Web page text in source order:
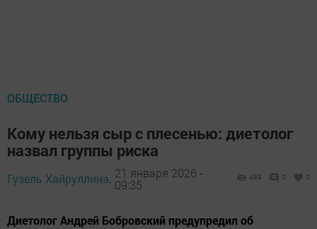
ОБЩЕСТВО
Кому нельзя сыр с плесенью: диетолог
назвал группы риска
Гузель Хайруллина, 21 января 2026 -
09:35
489 0 0
Диетолог Андрей Бобровский предупредил об